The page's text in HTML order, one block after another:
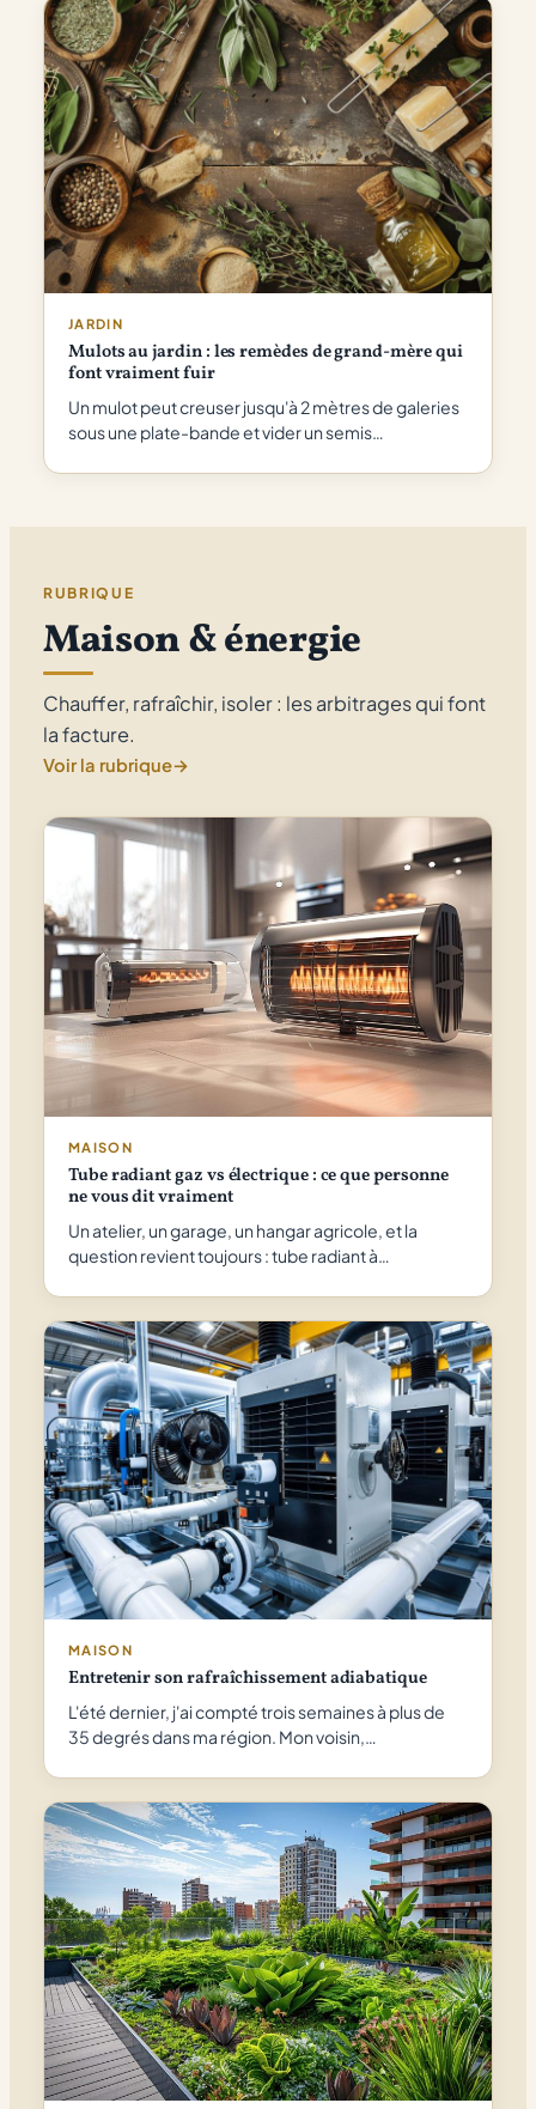
JARDIN
Mulots au jardin : les remèdes de grand-mère qui
font vraiment fuir
Un mulot peut creuser jusqu'à 2 mètres de galeries
sous une plate-bande et vider un semis…
RUBRIQUE
Maison & énergie
Chauffer, rafraîchir, isoler : les arbitrages qui font
la facture.
Voir la rubrique→
MAISON
Tube radiant gaz vs électrique : ce que personne
ne vous dit vraiment
Un atelier, un garage, un hangar agricole, et la
question revient toujours : tube radiant à…
MAISON
Entretenir son rafraîchissement adiabatique
L'été dernier, j'ai compté trois semaines à plus de
35 degrés dans ma région. Mon voisin,…